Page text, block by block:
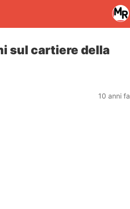
sul cartiere della
10 anni fa